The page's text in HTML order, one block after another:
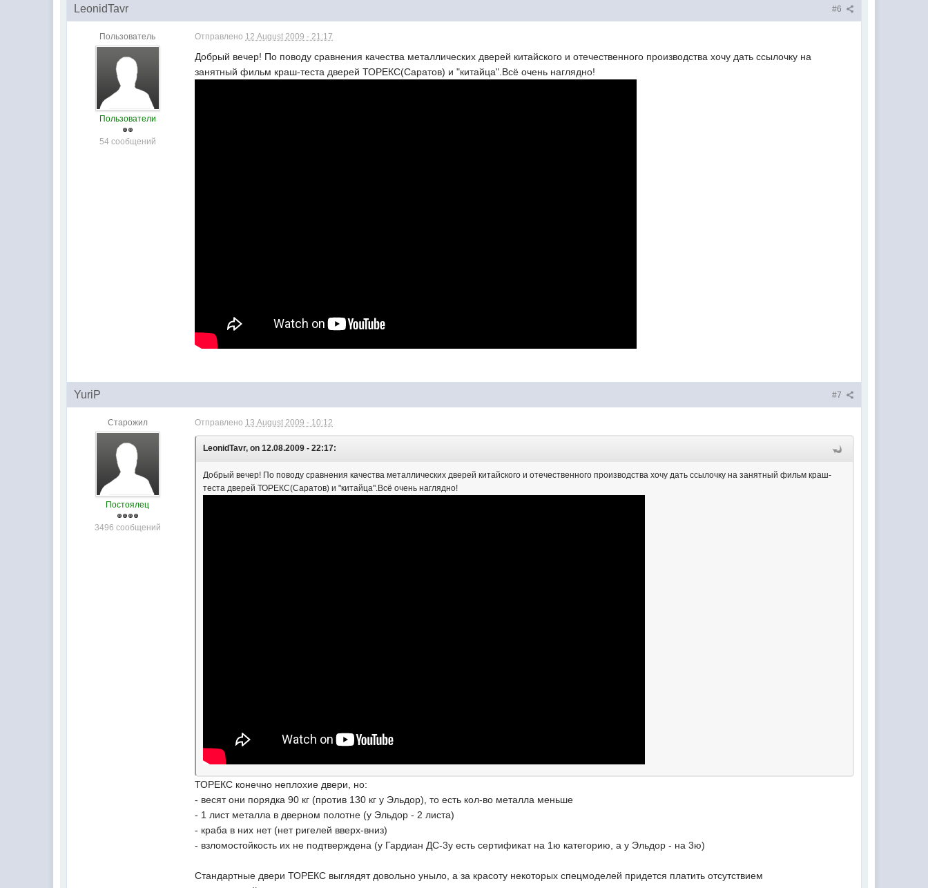
#6
LeonidTavr
Пользователь
Пользователи
54 сообщений
Отправлено 12 August 2009 - 21:17
Добрый вечер! По поводу сравнения качества металлических дверей китайского и отечественного производства хочу дать ссылочку на
занятный фильм краш-теста дверей ТОРЕКС(Саратов) и "китайца".Всё очень наглядно!
#7
YuriP
Старожил
Постоялец
3496 сообщений
Отправлено 13 August 2009 - 10:12
LeonidTavr, on 12.08.2009 - 22:17:
Добрый вечер! По поводу сравнения качества металлических дверей китайского и отечественного производства хочу дать ссылочку на занятный фильм краш-
теста дверей ТОРЕКС(Саратов) и "китайца".Всё очень наглядно!
ТОРЕКС конечно неплохие двери, но:
- весят они порядка 90 кг (против 130 кг у Эльдор), то есть кол-во металла меньше
- 1 лист металла в дверном полотне (у Эльдор - 2 листа)
- краба в них нет (нет ригелей вверх-вниз)
- взломостойкость их не подтверждена (у Гардиан ДС-3у есть сертификат на 1ю категорию, а у Эльдор - на 3ю)
Стандартные двери ТОРЕКС выглядят довольно уныло, а за красоту некоторых спецмоделей придется платить отсутствием